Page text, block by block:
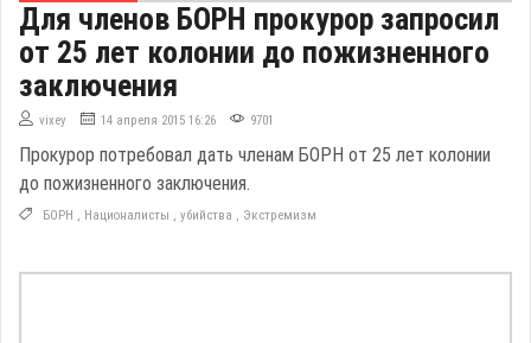
Для членов БОРН прокурор запросил
от 25 лет колонии до пожизненного
заключения
vixey 14 апреля 2015 16:26 9701
Прокурор потребовал дать членам БОРН от 25 лет колонии
до пожизненного заключения.
БОРН , Националисты , убийства , Экстремизм